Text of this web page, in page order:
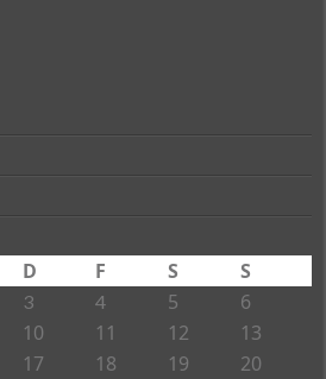
D F S
S
3 4 5 6
10 11 12 13
17 18 19
20